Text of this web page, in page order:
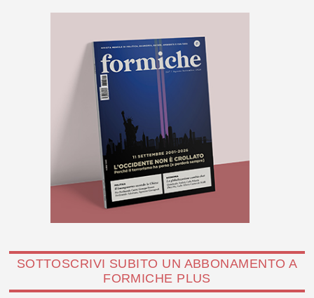
SOTTOSCRIVI SUBITO UN ABBONAMENTO A
FORMICHE PLUS